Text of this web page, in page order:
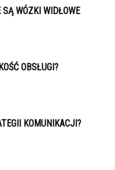
WÓZKI WIDŁOWE
OBSŁUGI?
KOMUNIKACJI?